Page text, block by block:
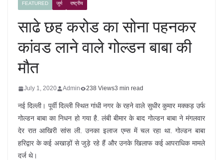
FEATURED जुर्म राष्ट्रीय
साढे छह करोड का सोना पहनकर
कांवड लाने वाले गोल्डन बाबा की
मौत
July 1, 2020 Admin 238 Views3 min read
नई दिल्ली। पूर्वी दिल्ली स्थित गांधी नगर के रहने वाले सुधीर कुमार मक्कड़ उर्फ
गोल्डन बाबा का निधन हो गया है. लंबी बीमार के बाद गोल्डन बाबा ने मंगलवार
देर रात आखिरी सांस ली. उनका इलाज एम्स में चल रहा था. गोल्डन बाबा
हरिद्वार के कई अखाड़ों से जुड़े रहे हैं और उनके खिलाफ कई आपराधिक मामले
दर्ज थे।